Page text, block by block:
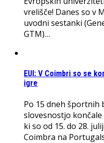
vrelišče! Danes so v
uvodni sestanki
GTM)…
EUI: V Coimbri so se
igre
Po 15 dneh športnih
slovesnostjo
ki so od 15. do 28.
Coimbra na